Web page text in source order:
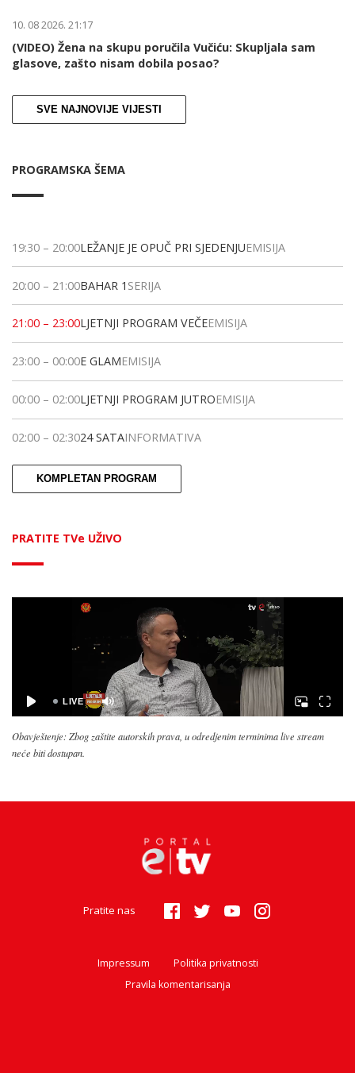
10. 08 2026. 21:17
(VIDEO) Žena na skupu poručila Vučiću: Skupljala sam
glasove, zašto nisam dobila posao?
SVE NAJNOVIJE VIJESTI
PROGRAMSKA ŠEMA
19:30 – 20:00LEŽANJE JE OPUČ PRI SJEDENJUEMISIJA
20:00 – 21:00BAHAR 1 SERIJA
21:00 – 23:00LJETNJI PROGRAM VEČEEMISIJA
23:00 – 00:00E GLAMEMISIJA
00:00 – 02:00LJETNJI PROGRAM JUTROEMISIJA
02:00 – 02:3024 SATAINFORMATIVA
KOMPLETAN PROGRAM
PRATITE TVe UŽIVO
Obavještenje: Zbog zaštite autorskih prava, u odredjenim terminima live stream
neće biti dostupan.
Pratite nas
Impressum
Politika privatnosti
Pravila komentarisanja